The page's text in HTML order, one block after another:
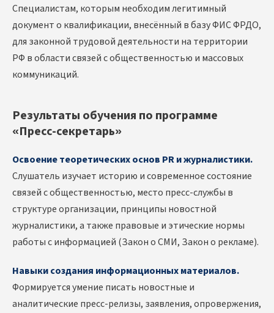
Специалистам, которым необходим легитимный
документ о квалификации, внесённый в базу ФИС ФРДО,
для законной трудовой деятельности на территории
РФ в области связей с общественностью и массовых
коммуникаций.
Результаты обучения по программе
«Пресс-секретарь»
Освоение теоретических основ PR и журналистики.
Слушатель изучает историю и современное состояние
связей с общественностью, место пресс-службы в
структуре организации, принципы новостной
журналистики, а также правовые и этические нормы
работы с информацией (Закон о СМИ, Закон о рекламе).
Навыки создания информационных материалов.
Формируется умение писать новостные и
аналитические пресс-релизы, заявления, опровержения,